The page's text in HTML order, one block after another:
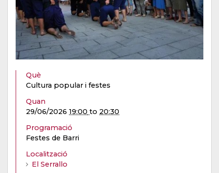
Què
Cultura popular i festes
Quan
29/06/2026 19:00 to 20:30
Programació
Festes de Barri
Localització
El Serrallo